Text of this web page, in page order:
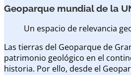
Geoparque mundial de la
Un espacio de relevancia
Las tierras del Geoparque de
patrimonio geológico en el
historia. Por ello, desde el